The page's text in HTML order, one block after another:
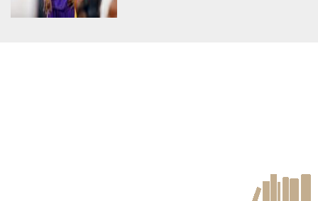
antiquity/pottery/dishware